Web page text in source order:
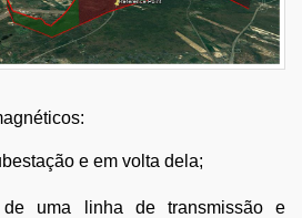
e em volta dela;
uma linha de transmissão e